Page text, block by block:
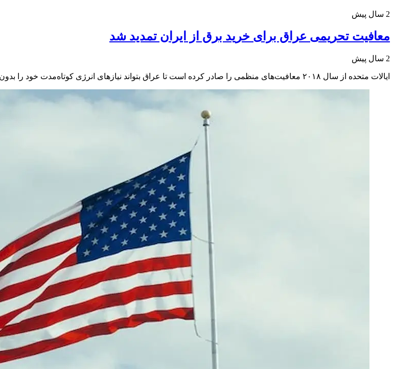
2 سال پیش
معافیت تحریمی عراق برای خرید برق از ایران تمدید شد
2 سال پیش
ایالات متحده از سال ۲۰۱۸ معافیت‌های منظمی را صادر کرده است تا عراق بتواند نیازهای انرژی کوتاه‌مدت خود را بدون اینکه با تحریم‌های آمریکا مواجه شود، برآورده کند.